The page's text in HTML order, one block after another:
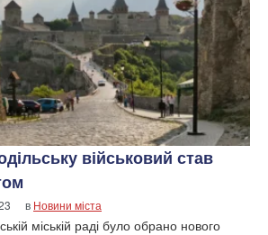
військовий став
в Новини міста
міській раді було обрано нового